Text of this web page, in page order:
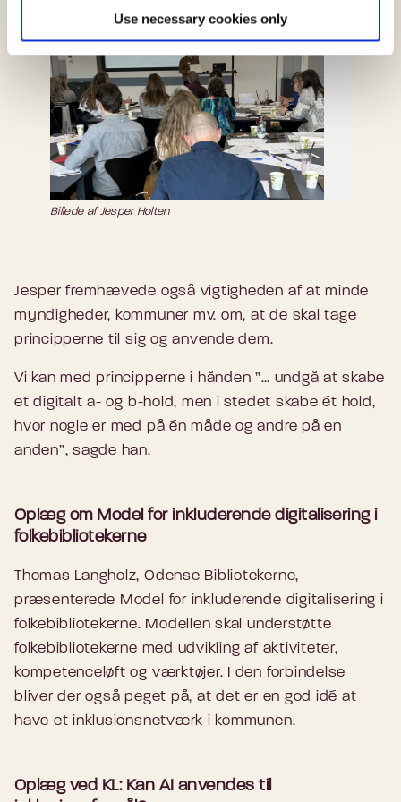
Use necessary cookies only
Billede af Jesper Holten
Jesper fremhævede også vigtigheden af at minde
myndigheder, kommuner mv. om, at de skal tage
principperne til sig og anvende dem.
Vi kan med principperne i hånden ”… undgå at skabe
et digitalt a- og b-hold, men i stedet skabe ét hold,
hvor nogle er med på én måde og andre på en
anden”, sagde han.
Oplæg om Model for inkluderende digitalisering i
folkebibliotekerne
Thomas Langholz, Odense Bibliotekerne,
præsenterede Model for inkluderende digitalisering i
folkebibliotekerne. Modellen skal understøtte
folkebibliotekerne med udvikling af aktiviteter,
kompetenceløft og værktøjer. I den forbindelse
bliver der også peget på, at det er en god idé at
have et inklusionsnetværk i kommunen.
Oplæg ved KL: Kan AI anvendes til